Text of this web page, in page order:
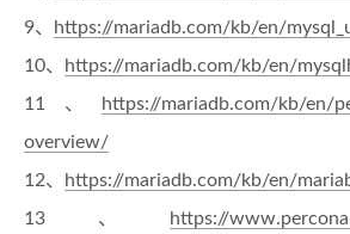
9、
https://mariadb.com/kb/en/
10、
https://mariadb.com/kb/en/
11、
https://mariadb.com/kb/en/
overview/
12、
https://mariadb.com/kb/en/
13、
https://